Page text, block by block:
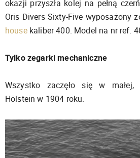
okazji przyszła kolej na pełną
Oris Divers Sixty-Five wyposażony
housekaliber 400. Model na nr ref.
Tylko zegarki mechaniczne
Wszystko zaczęło się w małej,
Hölstein w 1904 roku.